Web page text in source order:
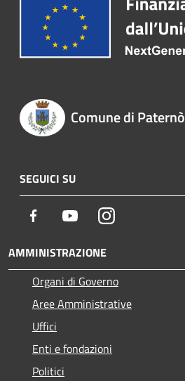
Comune di Paternò
SEGUICI SU
Facebook YoutubeInstagram
AMMINISTRAZIONE
Organi di Governo
Aree Amministrative
Uffici
Enti e fondazioni
Politici